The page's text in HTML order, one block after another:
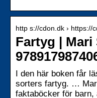
http s://cdon.dk › https://
Fartyg | Mari
I den här boken får
sorters fartyg. …
faktaböcker för